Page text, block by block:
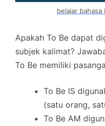
belajar
Apakah To Be dapat
subjek kalimat?
To Be memiliki
To Be IS
(satu orang,
To Be AM